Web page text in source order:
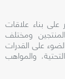
بناء علاقات
ومختلف
على القدرات
والمواهب